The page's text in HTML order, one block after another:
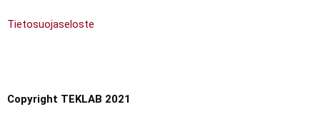
Tietosuojaseloste
Copyright TEKLAB 2021